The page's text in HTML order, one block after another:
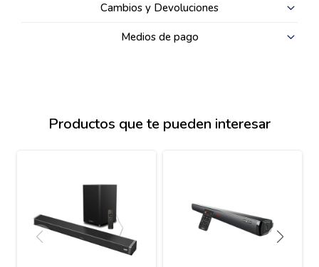
Cambios y Devoluciones
Medios de pago
Productos que te pueden interesar